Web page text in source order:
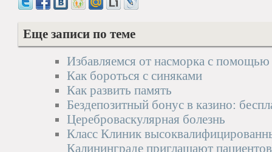
Еще записи по теме
Избавляемся от насморка с помощью
Как бороться с синяками
Как развить память
Бездепозитный бонус в казино:
Цереброваскулярная болезнь
Класс Клиник
Калининграде приглашают пациентов